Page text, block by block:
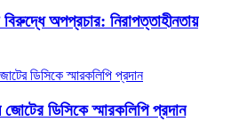
বিরুদ্ধে অপপ্রচার: নিরাপত্তাহীনতায়
ডিসিকে স্মারকলিপি প্রদান